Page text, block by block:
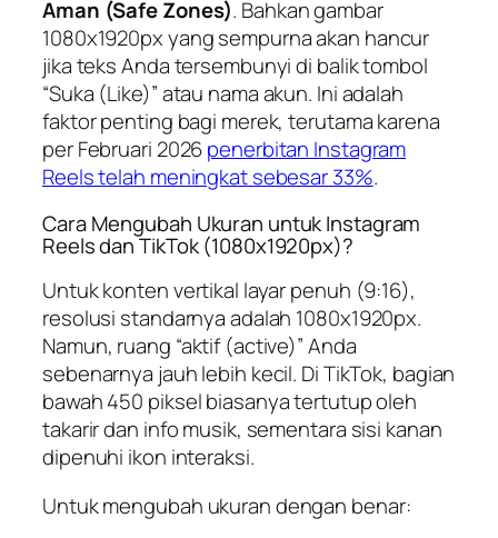
Aman (Safe Zones). Bahkan gambar
1080x1920px yang sempurna akan hancur
jika teks Anda tersembunyi di balik tombol
“Suka (Like)” atau nama akun. Ini adalah
faktor penting bagi merek, terutama karena
per Februari 2026penerbitan Instagram
Reels telah meningkat sebesar 33%.
Cara Mengubah Ukuran untuk Instagram
Reels dan TikTok (1080x1920px)?
Untuk konten vertikal layar penuh (9:16),
resolusi standarnya adalah 1080x1920px.
Namun, ruang “aktif (active)” Anda
sebenarnya jauh lebih kecil. Di TikTok, bagian
bawah 450 piksel biasanya tertutup oleh
takarir dan info musik, sementara sisi kanan
dipenuhi ikon interaksi.
Untuk mengubah ukuran dengan benar: